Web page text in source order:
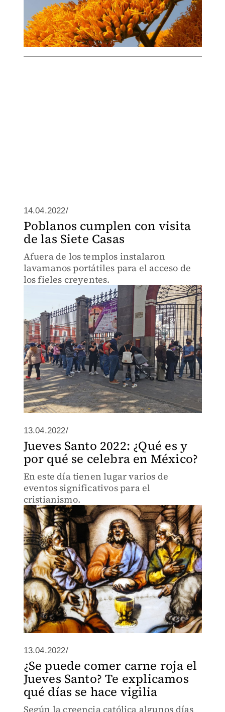
14.04.2022/
Poblanos cumplen con visita
de las Siete Casas
Afuera de los templos instalaron
lavamanos portátiles para el acceso de
los fieles creyentes.
13.04.2022/
Jueves Santo 2022: ¿Qué es y
por qué se celebra en México?
En este día tienen lugar varios de
eventos significativos para el
cristianismo.
13.04.2022/
¿Se puede comer carne roja el
Jueves Santo? Te explicamos
qué días se hace vigilia
Según la creencia católica algunos días